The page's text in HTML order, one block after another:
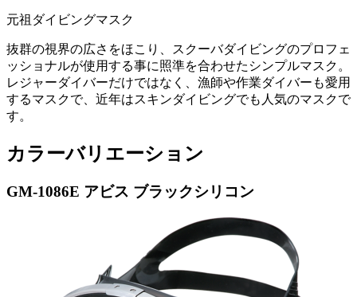
元祖ダイビングマスク
抜群の視界の広さをほこり、スクーバダイビングのプロフェ
ッショナルが使用する事に照準を合わせたシンプルマスク。
レジャーダイバーだけではなく、漁師や作業ダイバーも愛用
するマスクで、近年はスキンダイビングでも人気のマスクで
す。
カラーバリエーション
GM-1086E アビス ブラックシリコン